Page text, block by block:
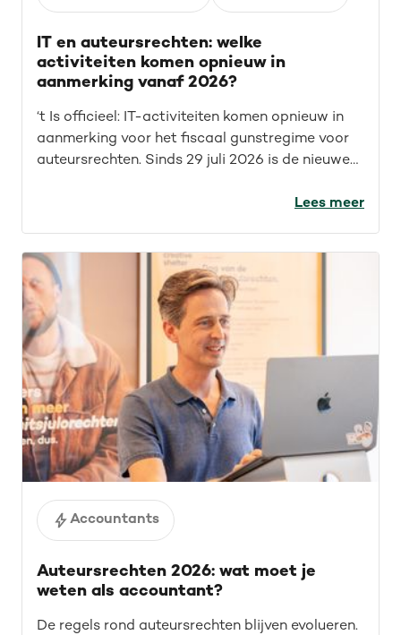
IT en auteursrechten: welke
activiteiten komen opnieuw in
aanmerking vanaf 2026?
‘t Is officieel: IT-activiteiten komen opnieuw in
aanmerking voor het fiscaal gunstregime voor
auteursrechten. Sinds 29 juli 2026 is de nieuwe
voor IT’ers? Welke opdrachten vallen nu onder
een overzicht.
Lees meer
Accountants
Auteursrechten 2026: wat moet je
weten als accountant?
De regels rond auteursrechten blijven evolueren.